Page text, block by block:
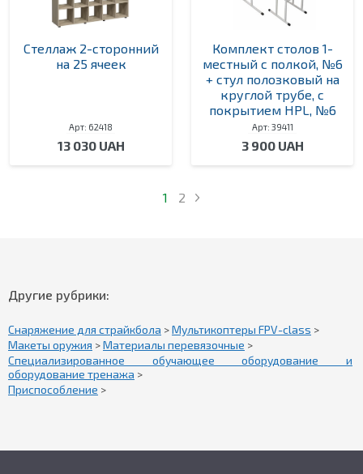
Стеллаж 2-сторонний
на 25 ячеек
Арт: 62418
13 030 UAH
Комплект столов 1-
местный с полкой, №6
+ стул полозковый на
круглой трубе, с
покрытием HPL, №6
Арт: 39411
3 900 UAH
1 2
Другие рубрики:
Снаряжение для страйкбола >Мультикоптеры FPV-class >
Макеты оружия >Материалы перевязочные >
Специализированное обучающее оборудование и
оборудование тренажа >
Приспособление >